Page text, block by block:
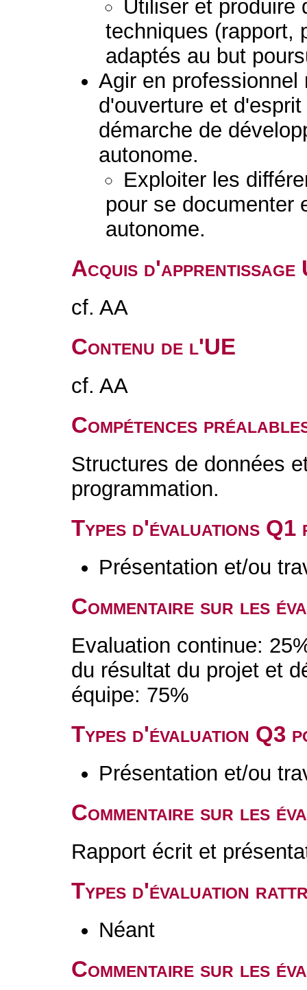
Utiliser et produire
techniques (rapport,
adaptés au but
Agir en
d'ouverture et
démarche de
autonome.
Exploiter les
pour se documenter
autonome.
Acquis d'apprentissage
cf. AA
Contenu de l'UE
cf. AA
Compétences
Structures de données
programmation.
Types d'évaluations
Présentation et/ou
Commentaire sur les
Evaluation continue:
du résultat du projet et
équipe: 75%
Types d'évaluation Q3
Présentation et/ou
Commentaire sur les
Rapport écrit et
Types d'évaluation
Néant
Commentaire sur les